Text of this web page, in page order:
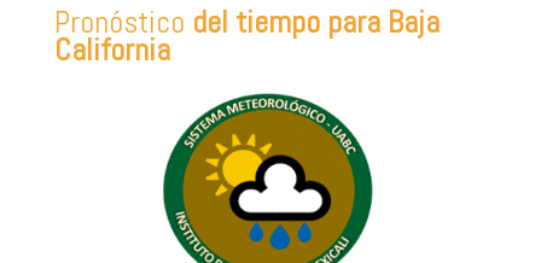
Pronóstico del tiempo para Baja
California